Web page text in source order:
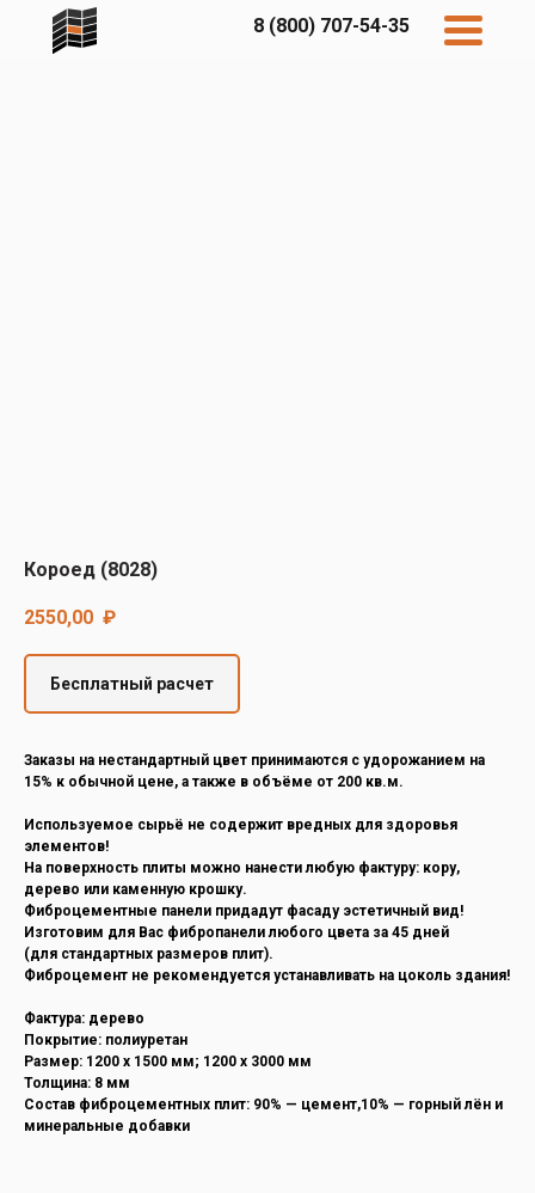
8 (800) 707-54-35
Короед (8028)
2550,00 ₽
Бесплатный расчет
Заказы на нестандартный цвет принимаются с удорожанием на
15% к обычной цене, а также в объёме от 200 кв.м.
Используемое сырьё не содержит вредных для здоровья
элементов!
На поверхность плиты можно нанести любую фактуру: кору,
дерево или каменную крошку.
Фиброцементные панели придадут фасаду эстетичный вид!
Изготовим для Вас фибропанели любого цвета за 45 дней
(для стандартных размеров плит).
Фиброцемент не рекомендуется устанавливать на цоколь здания!
Фактура: дерево
Покрытие: полиуретан
Размер: 1200 х 1500 мм; 1200 х 3000 мм
Толщина: 8 мм
Состав фиброцементных плит: 90% — цемент,10% — горный лён и
минеральные добавки